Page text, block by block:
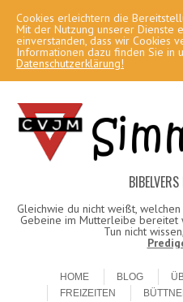
Gleichwie du nicht weißt,
Gebeine im Mutterleibe bereitet
Tun nicht
HOME
BLOG
FREIZEITEN
Cookies erleichtern die
Mit der Nutzung unserer Dienste
einverstanden, dass wir Cookies
Informationen dazu finden Sie in
Datenschutzerklärung!